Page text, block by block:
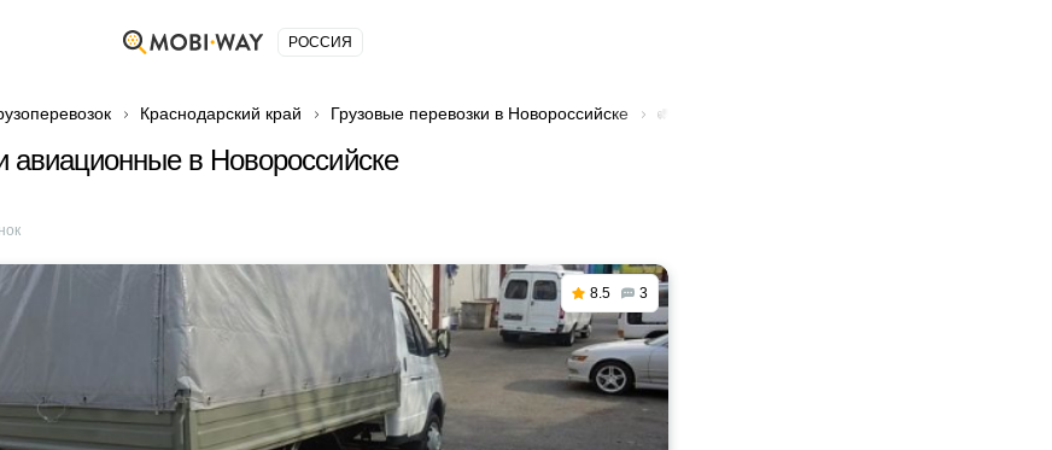
РОССИЯ
Краснодарский край Грузовые перевозки в Новороссийске 🚛 Грузоперевозки авиационные в
авиационные в Новороссийске
8.5 3